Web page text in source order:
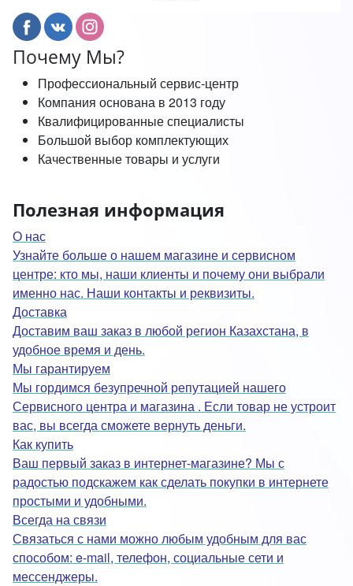
Почему Мы?
Профессиональный сервис-центр
Компания основана в 2013 году
Квалифицированные специалисты
Большой выбор комплектующих
Качественные товары и услуги
Полезная информация
О нас
Узнайте больше о нашем магазине и сервисном
центре: кто мы, наши клиенты и почему они выбрали
именно нас. Наши контакты и реквизиты.
Доставка
Доставим ваш заказ в любой регион Казахстана, в
удобное время и день.
Мы гарантируем
Мы гордимся безупречной репутацией нашего
Сервисного центра и магазина . Если товар не устроит
вас, вы всегда сможете вернуть деньги.
Как купить
Ваш первый заказ в интернет-магазине? Мы с
радостью подскажем как сделать покупки в интернете
простыми и удобными.
Всегда на связи
Связаться с нами можно любым удобным для вас
способом: e-mail, телефон, социальные сети и
мессенджеры.